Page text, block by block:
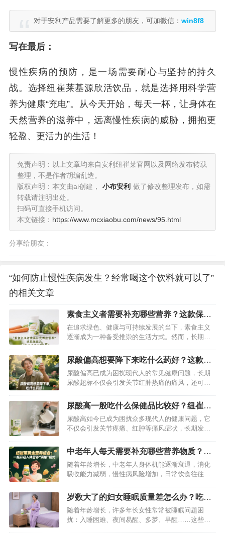
对于安利产品需要了解更多的朋友，可加微信： win8f8
写在最后：
慢性疾病的预防，是一场需要耐心与坚持的持久
战。选择纽崔莱基源欣活饮品，就是选择用科学营
养为健康“充电”。从今天开始，每天一杯，让身体在
天然营养的滋养中，远离慢性疾病的威胁，拥抱更
轻盈、更活力的生活！
免责声明：以上文章均来自安利纽崔莱官网以及网络发布转载
整理，不是作者胡编乱造。
版权声明：本文由ai创建，
小布安利 做了修改整理发布，如需
转载请注明出处。
扫码可直接手机访问。
本文链接： https://www.mcxiaobu.com/news/95.html
分享给朋友：
“如何防止慢性疾病发生？经常喝这个饮料就可以了”
的相关文章
素食主义者需要补充哪些营养？这款保健
品素食者的救星
在追求绿色、健康与可持续发展的当下，素食主义
逐渐成为一种备受推崇的生活方式。然而，长期坚
了解素食主义者亟需补充的关键营养素，并找到有
效的补充方案，是守护健康的重中之重。乐纤混合
营养代餐凭借科学配方与多元营养，成为众多素食
者的理想选择。…
尿酸偏高想要降下来吃什么药好？这款保
健品别错过
尿酸偏高已成为困扰现代人的常见健康问题，长期
尿酸超标不仅会引发关节红肿热痛的痛风，还可能
数值亮起“红灯”，不少人首先想到通过药物控制，同
时，合理搭配保健品也能起到事半功倍的效果。今
天就为大家介绍降尿酸的常用药物，以及一款值得
信赖的保健品——纽崔莱舒苓易固体…
尿酸高一般吃什么保健品比较好？纽崔莱
舒苓易固体饮料辅助降尿酸非常好
尿酸高如今已成为困扰众多现代人的健康问题，它
不仅会引发关节疼痛、红肿等痛风症状，长期发展
扰，除了调整饮食和生活习惯，选择合适的保健品
辅助调理也至关重要。在众多保健品中，纽崔莱舒
苓益固体饮料脱颖而出，成为尿酸高人群的优质之
选。…
中老年人每天需要补充哪些营养物质？这
款保健品包含人体所需营养
随着年龄增长，中老年人身体机能逐渐衰退，消化
吸收能力减弱，慢性病风险增加，日常饮食往往难
为守护银发健康的重要防线。纽崔莱黄金营养组
合，以精准配方覆盖中老年人核心营养需求，为晚
年生活注入活力。…
岁数大了的妇女睡眠质量差怎么办？吃这
款纽崔莱产品可改善
随着年龄增长，许多年长女性常常被睡眠问题困
扰：入睡困难、夜间易醒、多梦、早醒……这些问